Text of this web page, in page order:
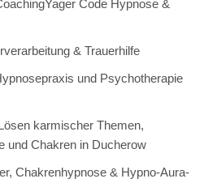
Code Hypnose &
& Trauerhilfe
und Psychotherapie
karmischer Themen,
und Chakren in Ducherow
Chakrenhypnose & Hypno-Aura-